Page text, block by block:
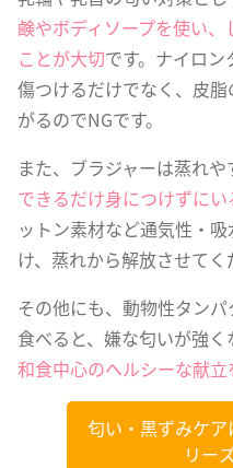
鹸やボディソープを使い
ことが大切です。ナイロ
傷つけるだけでなく、皮
がるのでNGです。
また、ブラジャーは蒸れや
できるだけ身につけずに
ットン素材など通気性・
け、蒸れから解放させてく
その他にも、動物性タン
食べると、嫌な匂いが強
和食中心のヘルシーな献
匂い・黒ずみケ
リー